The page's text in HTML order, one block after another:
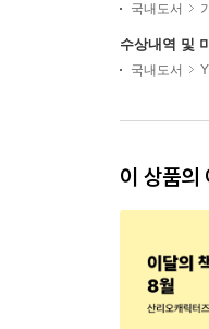
국내도서
수상내역 및
국내도서
이 상품의